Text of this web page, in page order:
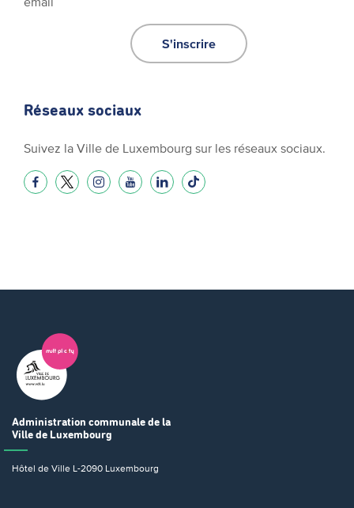
S'inscrire
Réseaux sociaux
Suivez la Ville de Luxembourg sur les réseaux sociaux.
Administration communale de la
Ville de Luxembourg
Hôtel de Ville L-2090 Luxembourg